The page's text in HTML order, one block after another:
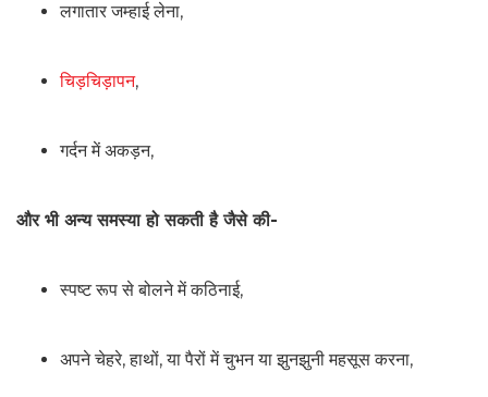
लगातार जम्हाई लेना,
चिड़चिड़ापन,
गर्दन में अकड़न,
और भी अन्य समस्या हो सकती है जैसे की-
स्पष्ट रूप से बोलने में कठिनाई,
अपने चेहरे, हाथों, या पैरों में चुभन या झुनझुनी महसूस करना,